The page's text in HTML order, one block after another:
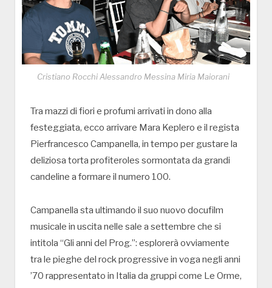
Cristiano Rocchi Alessandro Messina Miria Maiorani
Tra mazzi di fiori e profumi arrivati in dono alla
festeggiata, ecco arrivare Mara Keplero e il regista
Pierfrancesco Campanella, in tempo per gustare la
deliziosa torta profiteroles sormontata da grandi
candeline a formare il numero 100.
Campanella sta ultimando il suo nuovo docufilm
musicale in uscita nelle sale a settembre che si
intitola “Gli anni del Prog.”: esplorerà ovviamente
tra le pieghe del rock progressive in voga negli anni
’70 rappresentato in Italia da gruppi come Le Orme,